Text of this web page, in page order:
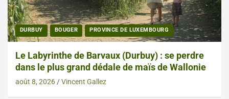
DURBUY BOUGER PROVINCE DE LUXEMBOURG
Le Labyrinthe de Barvaux (Durbuy) : se perdre
dans le plus grand dédale de maïs de Wallonie
août 8, 2026 Vincent Gallez